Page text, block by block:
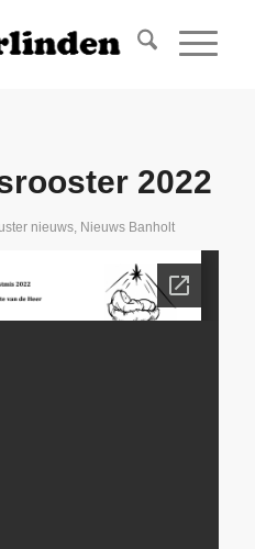
2022
nieuws, Nieuws Banholt